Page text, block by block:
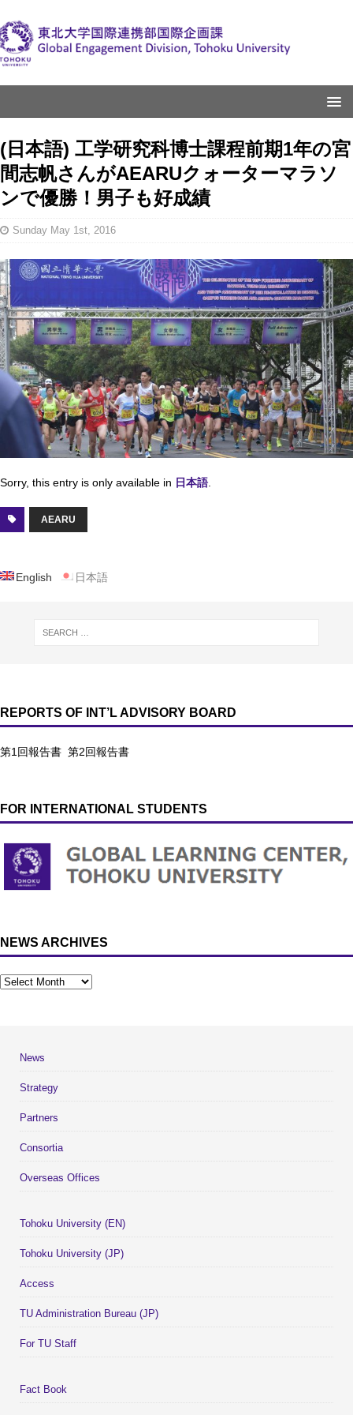
(日本語) 工学研究科博士課程前期1年の宮
間志帆さんがAEARUクォーターマラソ
ンで優勝！男子も好成績
Sunday May 1st, 2016
Sorry, this entry is only available in 日本語
AEARU
English 日本語
REPORTS OF INT’L ADVISORY BOARD
第1回報告書 第2回報告書
FOR INTERNATIONAL STUDENTS
NEWS ARCHIVES
News
Strategy
Partners
Consortia
Overseas Offices
Tohoku University (EN)
Tohoku University (JP)
Access
TU Administration Bureau (JP)
For TU Staff
Fact Book